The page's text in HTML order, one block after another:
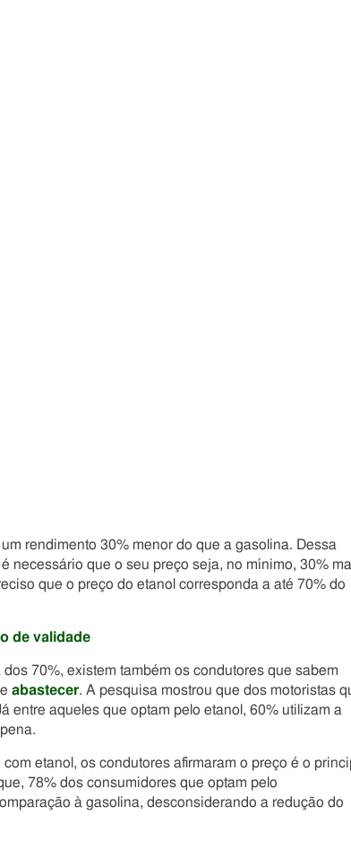
rendimento 30% menor do que a gasolina. Dessa
necessário que o seu preço seja, no mínimo, 30%
que o preço do etanol corresponda a até 70% do
de validade
70%, existem também os condutores que sabem
abastecer. A pesquisa mostrou que dos motoristas
entre aqueles que optam pelo etanol, 60% utilizam a
etanol, os condutores afirmaram o preço é o
78% dos consumidores que optam pelo
à gasolina, desconsiderando a redução do